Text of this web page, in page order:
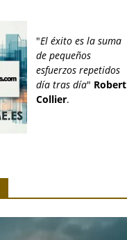
"El éxito es la suma
de pequeños
esfuerzos repetidos
día tras día" Robert
Collier.